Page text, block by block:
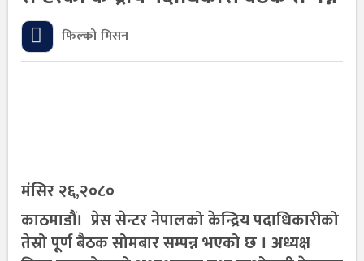
फिल्को मिसन
मंसिर २६,२०८०
काठमाडौं। प्रेस सेन्टर नेपालको केन्द्रिय पदाधिकारीको
तेस्रो पूर्ण बैठक सोमबार सम्पन्न भएको छ । अध्यक्ष